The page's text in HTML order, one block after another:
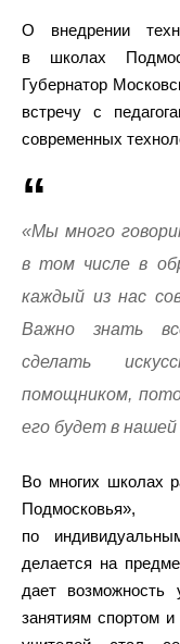
О внедрении
в школах
Губернатор
встречу с
современных
«Мы много
в том числе в
каждый из нас
Важно знать
сделать
помощником,
его будет в
Во многих школах
Подмосковья»,
по
делается на
дает возможность
занятиям спортом